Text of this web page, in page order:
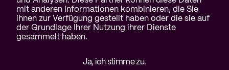
mit anderen Informationen kombinieren, die Sie
ihnen zur Verfügung gestellt haben oder die sie auf
der Grundlage Ihrer Nutzung ihrer Dienste
gesammelt haben.
Ja, ich stimme zu.
Haftungsausschluss &
Datenschutzerklärung